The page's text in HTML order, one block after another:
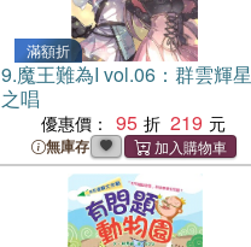
滿額折
9.魔王難為I vol.06：群雲輝星
之唱
優惠價： 95 219
無庫存